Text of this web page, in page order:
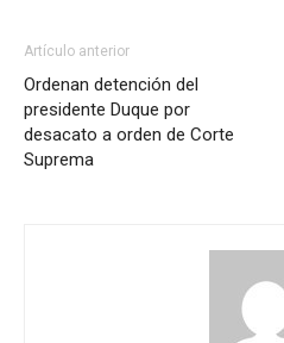
Artículo anterior
Ordenan detención del
presidente Duque por
desacato a orden de Corte
Suprema